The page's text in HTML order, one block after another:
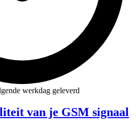
werkdag geleverd
van je GSM signaal